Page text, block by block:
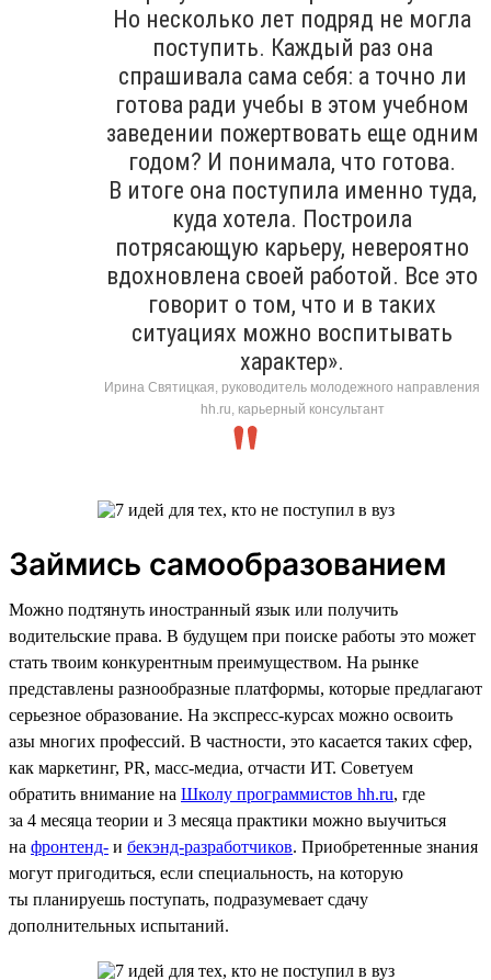
Но несколько лет подряд не могла
поступить. Каждый раз она
спрашивала сама себя: а точно ли
готова ради учебы в этом учебном
заведении пожертвовать еще одним
годом? И понимала, что готова.
В итоге она поступила именно туда,
куда хотела. Построила
потрясающую карьеру, невероятно
вдохновлена своей работой. Все это
говорит о том, что и в таких
ситуациях можно воспитывать
характер».
Ирина Святицкая, руководитель молодежного направления
hh.ru, карьерный консультант
Займись самообразованием
Можно подтянуть иностранный язык или получить
водительские права. В будущем при поиске работы это может
стать твоим конкурентным преимуществом. На рынке
представлены разнообразные платформы, которые предлагают
серьезное образование. На экспресс-курсах можно освоить
азы многих профессий. В частности, это касается таких сфер,
как маркетинг, PR, масс-медиа, отчасти ИТ. Советуем
обратить внимание на Школу программистов hh.ru, где
за 4 месяца теории и 3 месяца практики можно выучиться
на фронтенд- и бекэнд-разработчиков. Приобретенные знания
могут пригодиться, если специальность, на которую
ты планируешь поступать, подразумевает сдачу
дополнительных испытаний.